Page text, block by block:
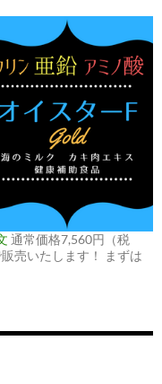
通常価格7,560円（税
売いたします！ まずは